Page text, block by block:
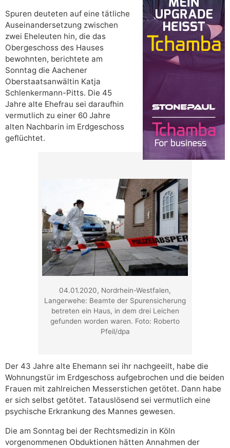
Spuren deuteten auf eine tätliche
Auseinandersetzung zwischen
zwei Eheleuten hin, die das
Obergeschoss des Hauses
bewohnten, berichtete am
Sonntag die Aachener
Oberstaatsanwältin Katja
Schlenkermann-Pitts. Die 45
Jahre alte Ehefrau sei daraufhin
vermutlich zu einer 60 Jahre
alten Nachbarin im Erdgeschoss
geflüchtet.
04.01.2020, Nordrhein-Westfalen,
Langerwehe: Beamte der Spurensicherung
betreten ein Haus, in dem drei Leichen
gefunden worden waren. Foto: Roberto
Pfeil/dpa
Der 43 Jahre alte Ehemann sei ihr nachgeeilt, habe die
Wohnungstür im Erdgeschoss aufgebrochen und die beiden
Frauen mit zahlreichen Messerstichen getötet. Dann habe
er sich selbst getötet. Tatauslösend sei vermutlich eine
psychische Erkrankung des Mannes gewesen.
Die am Sonntag bei der Rechtsmedizin in Köln
vorgenommenen Obduktionen hätten Annahmen der